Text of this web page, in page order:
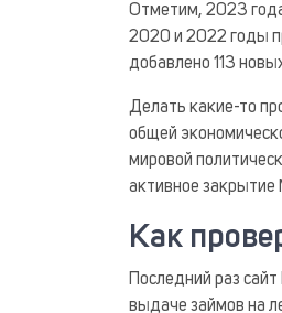
Отметим, 2023
2020 и 2022 годы
добавлено 113
Делать какие-то
общей
мировой
активное
Как
Последний раз
выдаче займов на